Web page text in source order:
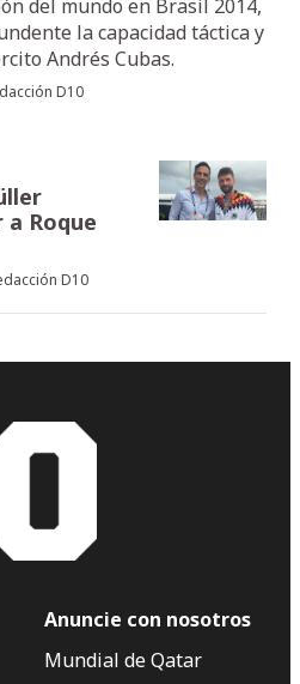
del mundo en Brasil 2014,
la capacidad táctica y
Andrés Cubas.
D10
a Roque
D10
Anuncie con nosotros
Mundial de Qatar